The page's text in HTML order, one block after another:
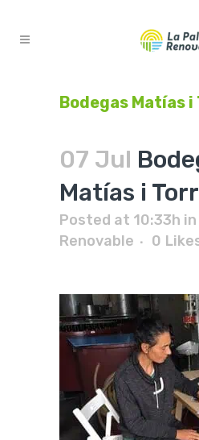
Bodegas Matías i
07 Jul
Matías i
Posted at 10:33h in
Renovable
0